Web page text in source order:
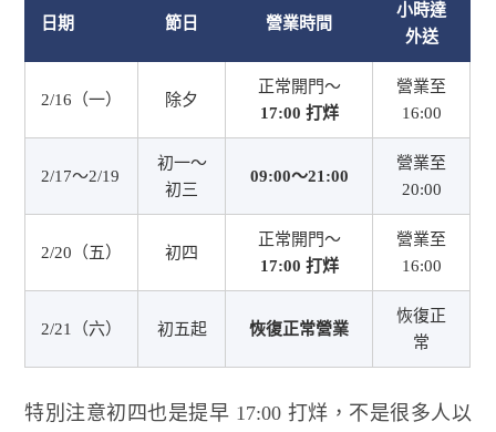
日期 節日 營業時間
小時達
外送
2/16（一） 除夕
正常開門～
17:00 打烊
營業至
16:00
2/17～2/19
初一～
初三
09:00～21:00
營業至
20:00
2/20（五） 初四
正常開門～
17:00 打烊
營業至
16:00
2/21（六） 初五起 恢復正常營業
恢復正
常
特別注意初四也是提早 17:00 打烊，不是很多人以